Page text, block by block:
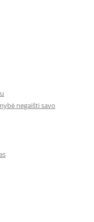
negaišti savo